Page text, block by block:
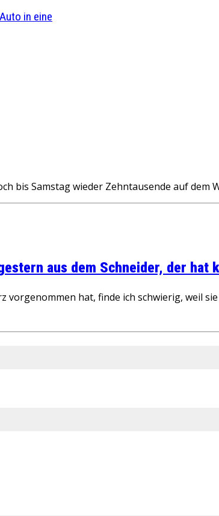
in eine
bis Samstag wieder Zehntausende auf dem
aus dem Schneider, der hat
vorgenommen hat, finde ich schwierig, weil